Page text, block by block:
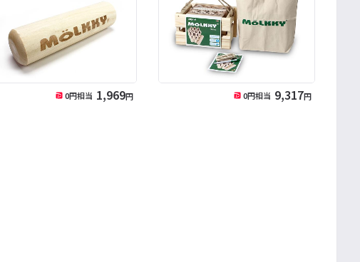
0円相当 1,969円 0円相当 9,317円